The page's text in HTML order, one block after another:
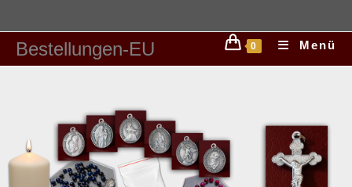
Bestellungen-EU 0 Menü